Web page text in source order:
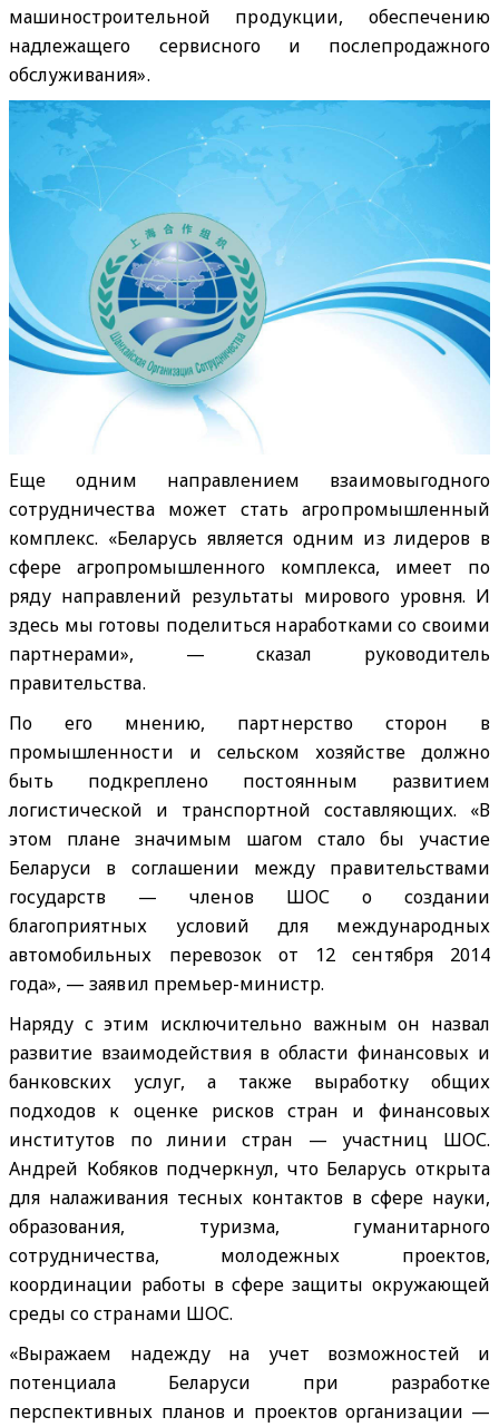
машиностроительной продукции, обеспечению
надлежащего сервисного и послепродажного
обслуживания».
Еще одним направлением взаимовыгодного
сотрудничества может стать агропромышленный
комплекс. «Беларусь является одним из лидеров в
сфере агропромышленного комплекса, имеет по
ряду направлений результаты мирового уровня. И
здесь мы готовы поделиться наработками со своими
партнерами», — сказал руководитель
правительства.
По его мнению, партнерство сторон в
промышленности и сельском хозяйстве должно
быть подкреплено постоянным развитием
логистической и транспортной составляющих. «В
этом плане значимым шагом стало бы участие
Беларуси в соглашении между правительствами
государств — членов ШОС о создании
благоприятных условий для международных
автомобильных перевозок от 12 сентября 2014
года», — заявил премьер-министр.
Наряду с этим исключительно важным он назвал
развитие взаимодействия в области финансовых и
банковских услуг, а также выработку общих
подходов к оценке рисков стран и финансовых
институтов по линии стран — участниц ШОС.
Андрей Кобяков подчеркнул, что Беларусь открыта
для налаживания тесных контактов в сфере науки,
образования, туризма, гуманитарного
сотрудничества, молодежных проектов,
координации работы в сфере защиты окружающей
среды со странами ШОС.
«Выражаем надежду на учет возможностей и
потенциала Беларуси при разработке
перспективных планов и проектов организации —